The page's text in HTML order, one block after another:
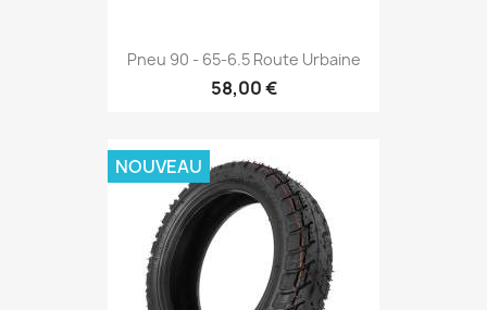
Pneu 90 - 65-6.5 Route Urbaine
58,00 €
NOUVEAU